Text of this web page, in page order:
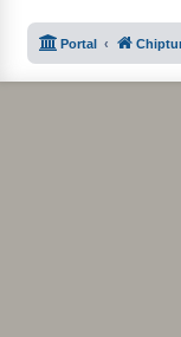
Portal